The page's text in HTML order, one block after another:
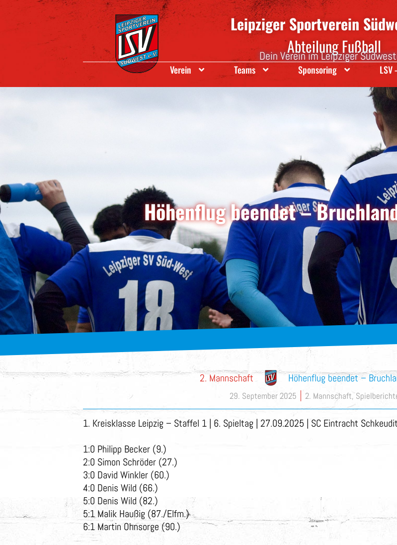
Leipziger Sportverein
Abteilung Fußball
Dein Verein im Leipziger
Verein Teams Sponsoring LSV
Höhenflug beendet –
2. Mannschaft Höhenflug beendet –
29. September 2025 2. Mannschaft,
1. Kreisklasse Leipzig – Staffel 1 | 6. Spieltag | 27.09.2025 | SC Eintracht
1:0 Philipp Becker (9.)
2:0 Simon Schröder (27.)
3:0 David Winkler (60.)
4:0 Denis Wild (66.)
5:0 Denis Wild (82.)
5:1 Malik Haußig (87./Elfm.)
6:1 Martin Ohnsorge (90.)